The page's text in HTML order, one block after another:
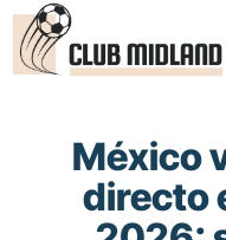
Saltar
contenido
México
directo